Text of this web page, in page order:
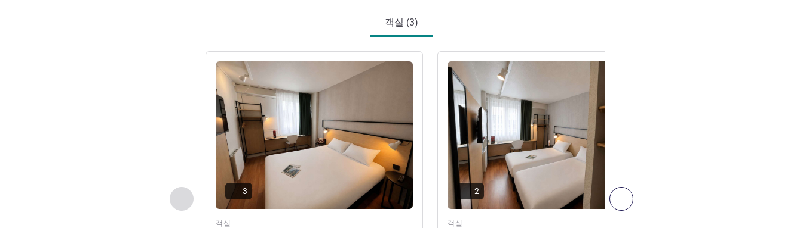
객실 (3)
이전 - 객실 다음 - 객실
객실
세부 정보 보기
3
객실
세부 정보 보기
2